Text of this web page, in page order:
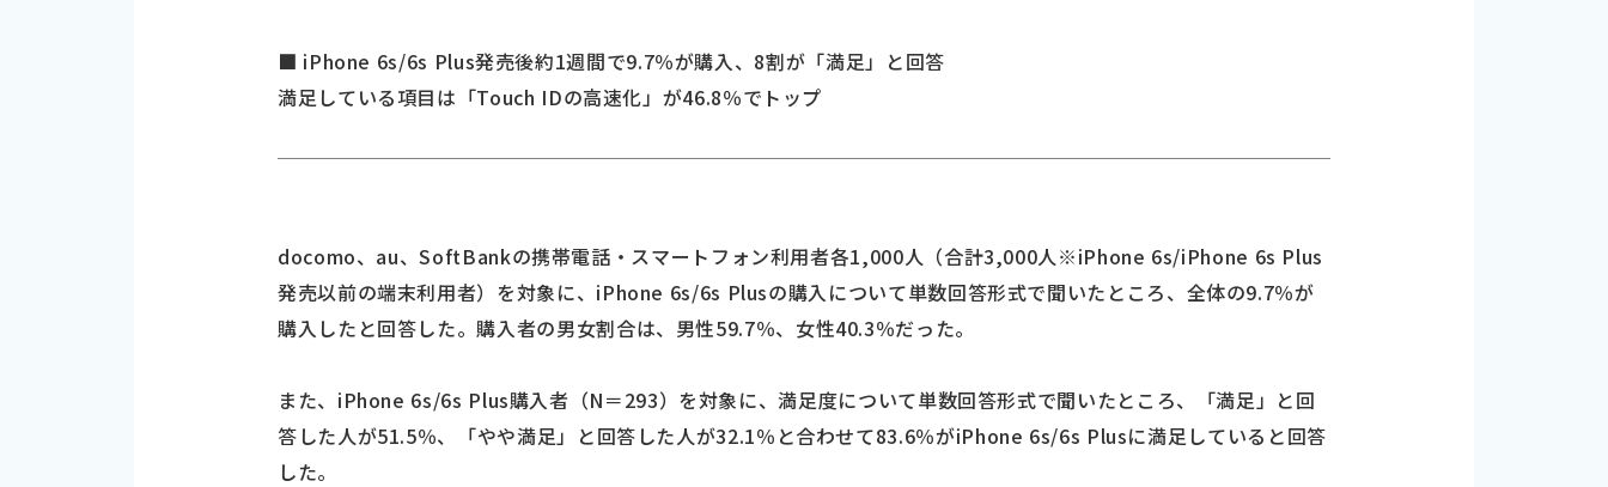
■ iPhone 6s/6s Plus発売後約1週間で9.7％が購入、8割が「満足」と回答
満足している項目は「Touch IDの高速化」が46.8％でトップ
docomo、au、SoftBankの携帯電話・スマートフォン利用者各1,000人（合計3,000人※iPhone 6s/iPhone 6s Plus
発売以前の端末利用者）を対象に、iPhone 6s/6s Plusの購入について単数回答形式で聞いたところ、全体の9.7％が
購入したと回答した。購入者の男女割合は、男性59.7％、女性40.3％だった。
また、iPhone 6s/6s Plus購入者（N＝293）を対象に、満足度について単数回答形式で聞いたところ、「満足」と回
答した人が51.5％、「やや満足」と回答した人が32.1％と合わせて83.6％がiPhone 6s/6s Plusに満足していると回答
した。